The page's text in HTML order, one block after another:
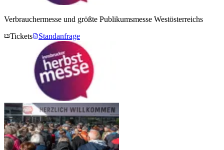
Verbrauchermesse und größte Publikumsmesse Westösterreichs
Tickets
Standanfrage